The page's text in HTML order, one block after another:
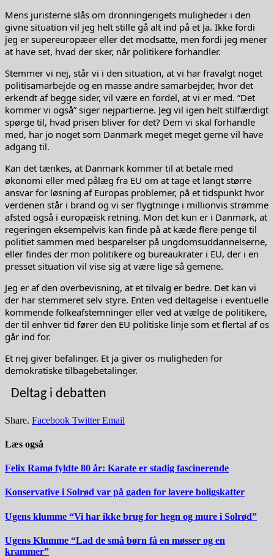
Mens juristerne slås om dronningerigets muligheder i den
givne situation vil jeg helt stille gå alt ind på et Ja. Ikke fordi
jeg er supereuropæer eller det modsatte, men fordi jeg mener
at have set, hvad der sker, når politikere forhandler.
Stemmer vi nej, står vi i den situation, at vi har fravalgt noget
politisamarbejde og en masse andre samarbejder, hvor det
erkendt af begge sider, vil være en fordel, at vi er med. ”Det
kommer vi også” siger nejpartierne. Jeg vil igen helt stilfærdigt
spørge til, hvad prisen bliver for det? Dem vi skal forhandle
med, har jo noget som Danmark meget meget gerne vil have
adgang til.
Kan det tænkes, at Danmark kommer til at betale med
økonomi eller med pålæg fra EU om at tage et langt større
ansvar for løsning af Europas problemer, på et tidspunkt hvor
verdenen står i brand og vi ser flygtninge i millionvis strømme
afsted også i europæisk retning. Mon det kun er i Danmark, at
regeringen eksempelvis kan finde på at kæde flere penge til
politiet sammen med besparelser på ungdomsuddannelserne,
eller findes der mon politikere og bureaukrater i EU, der i en
presset situation vil vise sig at være lige så gemene.
Jeg er af den overbevisning, at et tilvalg er bedre. Det kan vi
der har stemmeret selv styre. Enten ved deltagelse i eventuelle
kommende folkeafstemninger eller ved at vælge de politikere,
der til enhver tid fører den EU politiske linje som et flertal af os
går ind for.
Et nej giver befalinger. Et ja giver os muligheden for
demokratiske tilbagebetalinger.
Deltag i debatten
Share. Facebook Twitter Email
Læs også
Felix Ramø fyldte 80 år: Karate er stadig fascinerende
Konservative i Solrød var på gaden for lavere boligskatter
Ugens klumme “Vi har ikke brug for hegn og mure i Solrød”
Ugens Klumme “Lad de små børn få en møsser og en
krammer”